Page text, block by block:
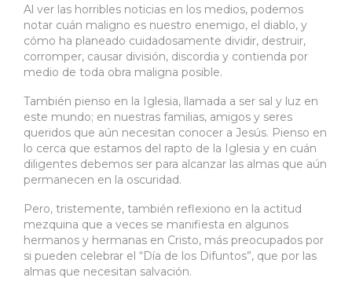
Al ver las horribles noticias en los medios, podemos
notar cuán maligno es nuestro enemigo, el diablo, y
cómo ha planeado cuidadosamente dividir, destruir,
corromper, causar división, discordia y contienda por
medio de toda obra maligna posible.
También pienso en la Iglesia, llamada a ser sal y luz en
este mundo; en nuestras familias, amigos y seres
queridos que aún necesitan conocer a Jesús. Pienso en
lo cerca que estamos del rapto de la Iglesia y en cuán
diligentes debemos ser para alcanzar las almas que aún
permanecen en la oscuridad.
Pero, tristemente, también reflexiono en la actitud
mezquina que a veces se manifiesta en algunos
hermanos y hermanas en Cristo, más preocupados por
si pueden celebrar el “Día de los Difuntos”, que por las
almas que necesitan salvación.